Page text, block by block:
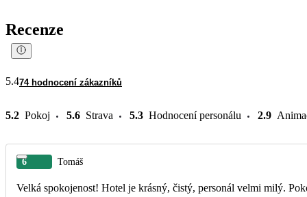
Recenze
5.474 hodnocení zákazníků
5.2 Pokoj 5.6 Strava 5.3 Hodnocení personálu 2.9
6 Tomáš
Velká spokojenost! Hotel je krásný, čistý, personál velmi milý.